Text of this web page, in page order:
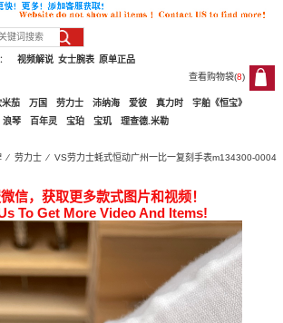
原单正品
女士腕表
视频解说
查看购物袋(8)
8
米茄 万国 劳力士 沛纳海 爱彼 真力时
宇舶《恒宝》
浪琴 百年灵 宝珀 宝玑 理查德.米勒
⁄劳力士 ⁄ VS劳力士蚝式恒动广州一比一复刻手表m134300-0004
信，获取更多款式图片和视频！
To Get More Video And Items!